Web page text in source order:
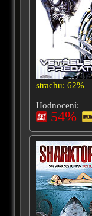
strachu: 62%
Hodnocení:
54%